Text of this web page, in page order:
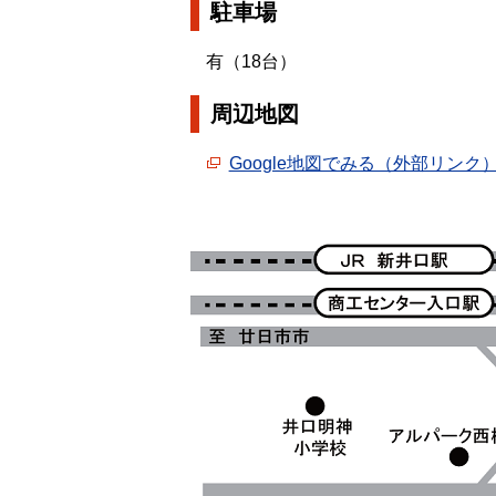
駐車場
有（18台）
周辺地図
Google地図でみる（外部リンク